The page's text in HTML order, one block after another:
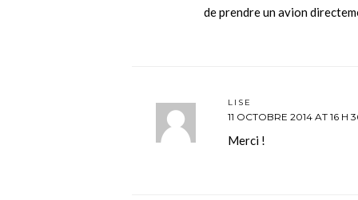
de prendre un avion
LISE
11 OCTOBRE 2014 AT 16 H
Merci !